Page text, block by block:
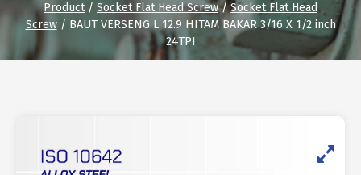
Product/ Socket Flat Head Screw/Socket Flat Head
Screw/ BAUT VERSENG L 12.9 HITAM BAKAR 3/16 X 1/2 inch
24TPI